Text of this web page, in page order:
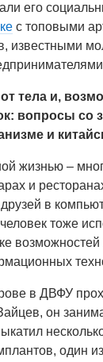
его
с топовыми
известными
тела и,
вопросы со
и
жизнью –
и
в
тоже
в ДВФУ
он
один